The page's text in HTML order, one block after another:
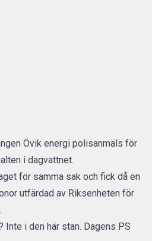
Övik energi polisanmäls för
i dagvattnet.
för samma sak och fick då en
utfärdad av Riksenheten för
Inte i den här stan. Dagens PS